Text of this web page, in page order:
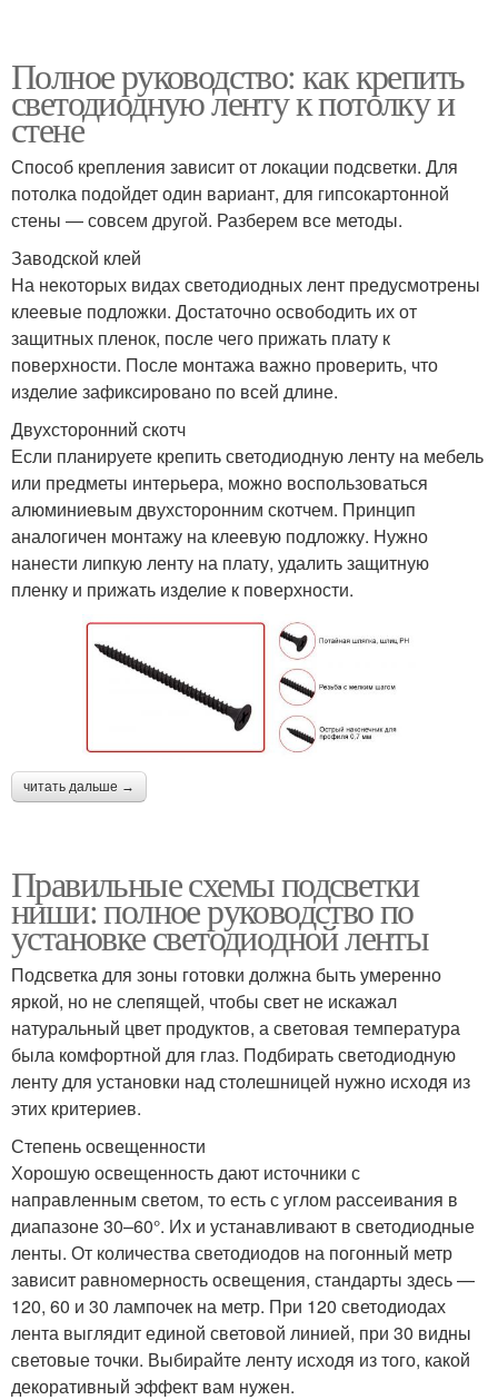
Полное руководство: как крепить
светодиодную ленту к потолку и
стене
Способ крепления зависит от локации подсветки. Для
потолка подойдет один вариант, для гипсокартонной
стены — совсем другой. Разберем все методы.
Заводской клей
На некоторых видах светодиодных лент предусмотрены
клеевые подложки. Достаточно освободить их от
защитных пленок, после чего прижать плату к
поверхности. После монтажа важно проверить, что
изделие зафиксировано по всей длине.
Двухсторонний скотч
Если планируете крепить светодиодную ленту на мебель
или предметы интерьера, можно воспользоваться
алюминиевым двухсторонним скотчем. Принцип
аналогичен монтажу на клеевую подложку. Нужно
нанести липкую ленту на плату, удалить защитную
пленку и прижать изделие к поверхности.
читать дальше →
Правильные схемы подсветки
ниши: полное руководство по
установке светодиодной ленты
Подсветка для зоны готовки должна быть умеренно
яркой, но не слепящей, чтобы свет не искажал
натуральный цвет продуктов, а световая температура
была комфортной для глаз. Подбирать светодиодную
ленту для установки над столешницей нужно исходя из
этих критериев.
Степень освещенности
Хорошую освещенность дают источники с
направленным светом, то есть с углом рассеивания в
диапазоне 30–60°. Их и устанавливают в светодиодные
ленты. От количества светодиодов на погонный метр
зависит равномерность освещения, стандарты здесь —
120, 60 и 30 лампочек на метр. При 120 светодиодах
лента выглядит единой световой линией, при 30 видны
световые точки. Выбирайте ленту исходя из того, какой
декоративный эффект вам нужен.